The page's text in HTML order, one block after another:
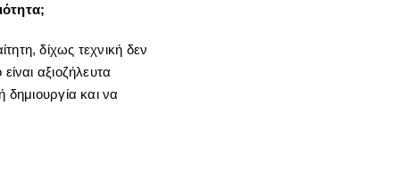
δίχως τεχνική δεν
αξιοζήλευτα
δημιουργία και να